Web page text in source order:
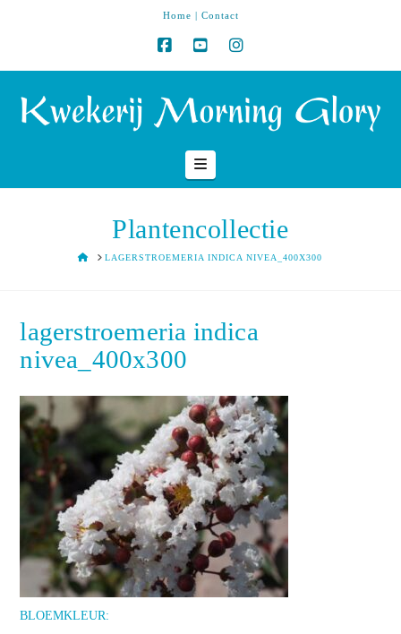
Home | Contact
Navigation
Plantencollectie
HOMELAGERSTROEMERIA INDICA NIVEA_400X300
lagerstroemeria indica
nivea_400x300
BLOEMKLEUR: